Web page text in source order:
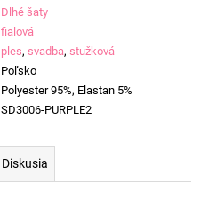
Dlhé šaty
fialová
ples, svadba, stužková
Poľsko
Polyester 95%, Elastan 5%
SD3006-PURPLE2
Diskusia